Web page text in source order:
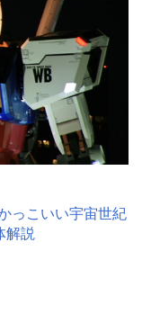
っこいい宇宙世紀
解説